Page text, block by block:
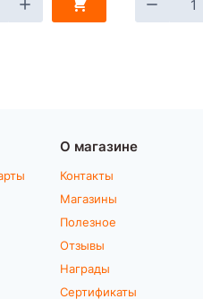
О магазине
Контакты
Магазины
Полезное
Отзывы
Награды
Сертификаты